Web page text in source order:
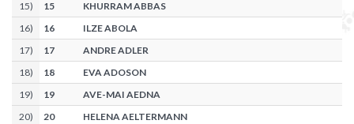
15) 15
KHURRAM ABBAS
16) 16
ILZE ABOLA
17) 17
ANDRE ADLER
18) 18
EVA ADOSON
19) 19
AVE-MAI AEDNA
20) 20
HELENA AELTERMANN